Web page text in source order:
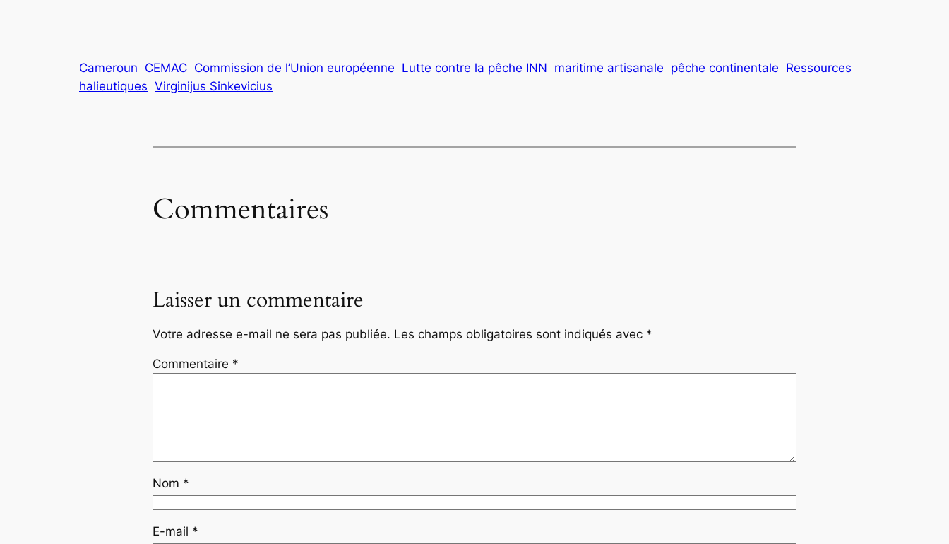
Cameroun CEMAC Commission de l’Union européenne Lutte contre la pêche INN maritime artisanale pêche continentale Ressources
halieutiques Virginijus Sinkevicius
Commentaires
Laisser un commentaire
Votre adresse e-mail ne sera pas publiée. Les champs obligatoires sont indiqués avec *
Commentaire *
Nom *
E-mail *